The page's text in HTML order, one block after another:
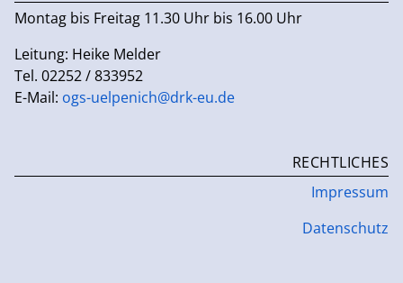
Montag bis Freitag 11.30 Uhr bis 16.00 Uhr
Leitung: Heike Melder
Tel. 02252 / 833952
E-Mail: ogs-uelpenich@drk-eu.de
RECHTLICHES
Impressum
Datenschutz